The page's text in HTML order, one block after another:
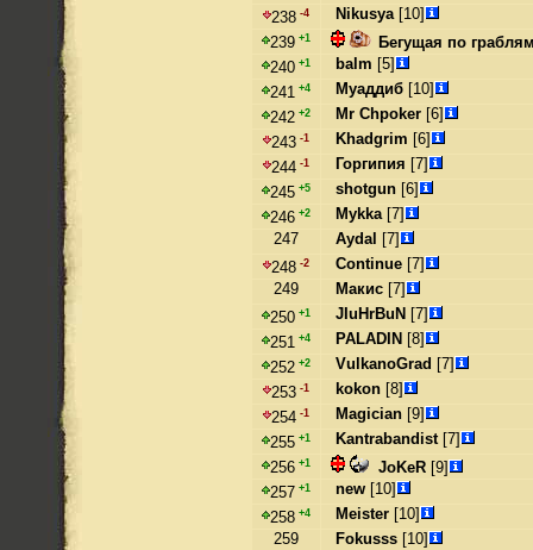
238 -4 Nikusya[10]
239 +1
Бегущая по
240 +1 balm [5]
241 +4 Муаддиб [10]
242 +2 Mr Chpoker [6]
243 -1 Khadgrim [6]
244 -1 Горгипия [7]
245 +5 shotgun [6]
246 +2 Mykka[7]
247
Aydal [7]
248 -2 Continue [7]
249
Макис [7]
250 +1 JIuHrBuN [7]
251 +4 PALADIN [8]
252 +2 VulkanoGrad [7]
253 -1 kokon [8]
254 -1 Magician [9]
255 +1 Kantrabandist[7]
256 +1 JoKeR [9]
257 +1 new [10]
258 +4 Meister [10]
259
Fokusss [10]